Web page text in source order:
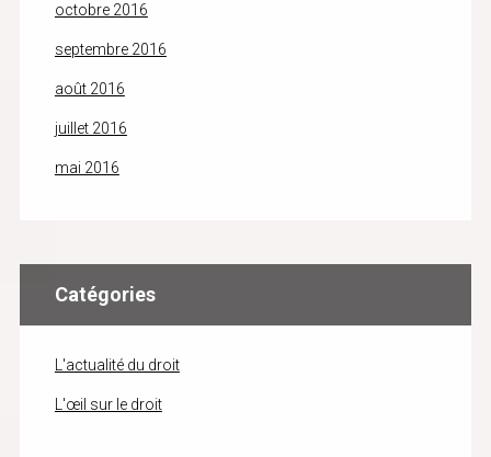
octobre 2016
septembre 2016
août 2016
juillet 2016
mai 2016
Catégories
L'actualité du droit
L'œil sur le droit